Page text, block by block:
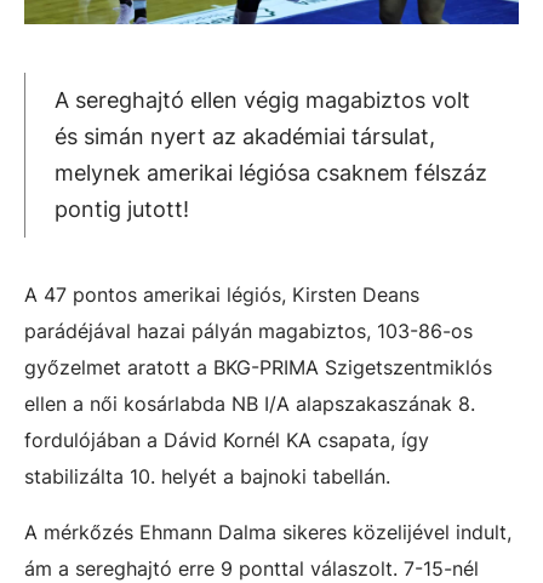
A sereghajtó ellen végig magabiztos volt
és simán nyert az akadémiai társulat,
melynek amerikai légiósa csaknem félszáz
pontig jutott!
A 47 pontos amerikai légiós, Kirsten Deans
parádéjával hazai pályán magabiztos, 103-86-os
győzelmet aratott a BKG-PRIMA Szigetszentmiklós
ellen a női kosárlabda NB I/A alapszakaszának 8.
fordulójában a Dávid Kornél KA csapata, így
stabilizálta 10. helyét a bajnoki tabellán.
A mérkőzés Ehmann Dalma sikeres közelijével indult,
ám a sereghajtó erre 9 ponttal válaszolt. 7-15-nél